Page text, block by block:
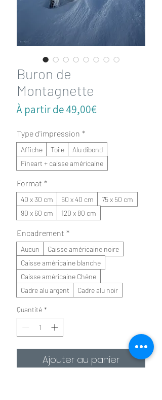
Buron de
Montagnette
À partir de49,00€Prix
Type d'impression *
Affiche Toile
Alu dibond
Fineart + caisse américaine
Format *
40 x 30 cm 60 x 40 cm
75 x 50 cm
90 x 60 cm
120 x 80 cm
Encadrement *
Aucun
Caisse américaine noire
Caisse américaine blanche
Caisse américaine Chêne
Cadre alu argent
Cadre alu noir
Quantité *
Ajouter au panier